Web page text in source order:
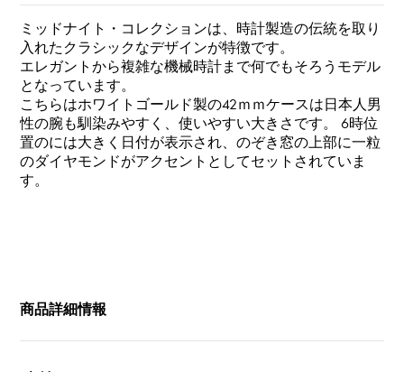
ミッドナイト・コレクションは、時計製造の伝統を取り
入れたクラシックなデザインが特徴です。
エレガントから複雑な機械時計まで何でもそろうモデル
となっています。
こちらはホワイトゴールド製の42ｍｍケースは日本人男
性の腕も馴染みやすく、使いやすい大きさです。 6時位
置のには大きく日付が表示され、のぞき窓の上部に一粒
のダイヤモンドがアクセントとしてセットされていま
す。
商品詳細情報